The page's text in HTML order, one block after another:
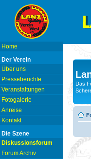
Home
Der Verein
Über uns
Presseberichte
Veranstaltungen
Fotogalerie
Anreise
Kontakt
Die Szene
Diskussionsforum
Forum Archiv
Das